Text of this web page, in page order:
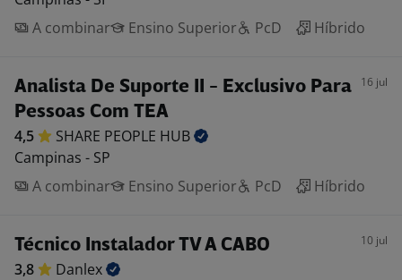
A combinar
Ensino Superior PcD Híbrido
Analista De Suporte II - Exclusivo Para
Pessoas Com TEA
16 jul
4,5 SHARE PEOPLE HUB
Campinas - SP
A combinar
Ensino Superior PcD Híbrido
Técnico Instalador TV A CABO 10 jul
3,8
Danlex